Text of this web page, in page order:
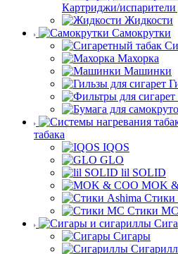
Картриджи/испарители
Жидкости
Самокрутки
Махорка
Машинки
табака
IQOS
GLO
lil SOLID
MOK
Стики
Стики MC
Сигары